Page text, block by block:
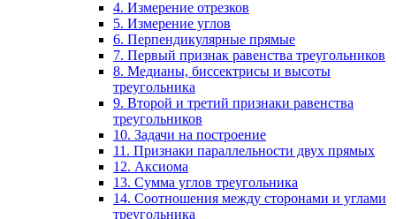
4. Измерение отрезков
5. Измерение углов
6. Перпендикулярные прямые
7. Первый признак равенства треугольников
8. Медианы, биссектрисы и высоты
треугольника
9. Второй и третий признаки равенства
треугольников
10. Задачи на построение
11. Признаки параллельности двух прямых
12. Аксиома
13. Сумма углов треугольника
14. Соотношения между сторонами и углами
треугольника